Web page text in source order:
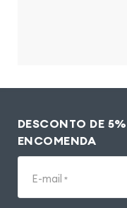
DESCONTO DE
ENCOMENDA
E-mail *